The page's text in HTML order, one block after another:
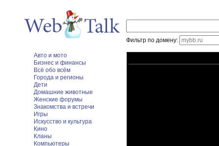
Фильтр по домену:
Авто и мото
Бизнес и финансы
Всё обо всём
Города и регионы
Дети
Домашние животные
Женские форумы
Знакомства и встречи
Игры
Искусство и культура
Кино
Кланы
Компьютеры